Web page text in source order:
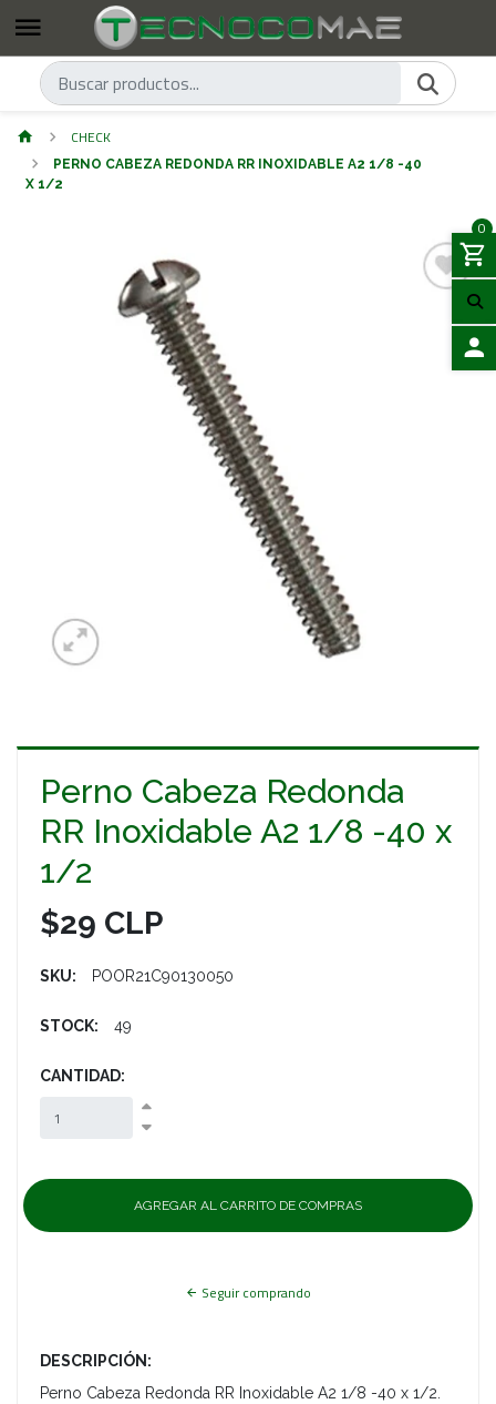
0
CHECK
PERNO CABEZA REDONDA RR INOXIDABLE A2 1/8 -40
X 1/2
Perno Cabeza Redonda
RR Inoxidable A2 1/8 -40 x
1/2
$29 CLP
SKU: POOR21C90130050
STOCK: 49
CANTIDAD:
Seguir comprando
DESCRIPCIÓN:
Perno Cabeza Redonda RR Inoxidable A2 1/8 -40 x 1/2.